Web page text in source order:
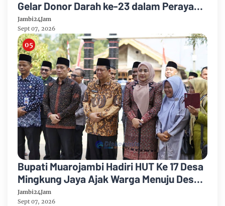
Gelar Donor Darah ke-23 dalam Perayaan
Anniversary Sinsen
Jambi24Jam
Sept 07, 2026
Bupati Muarojambi Hadiri HUT Ke 17 Desa
Mingkung Jaya Ajak Warga Menuju Desa
Mandiri 2026
Jambi24Jam
Sept 07, 2026